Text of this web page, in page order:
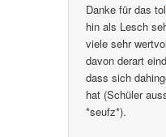
Danke für das
hin als Lesch
viele sehr
davon derart
dass sich
hat (Schüler
*seufz*).